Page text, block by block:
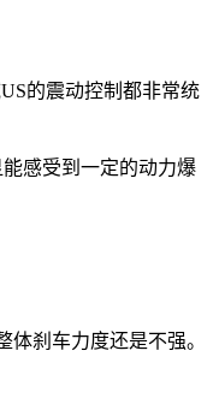
的震动控制都非常统
感受到一定的动力爆
刹车力度还是不强。